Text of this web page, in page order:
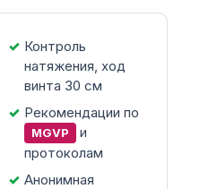
Контроль
натяжения, ход
винта 30 см
Рекомендации по
MGVP
и
протоколам
Анонимная